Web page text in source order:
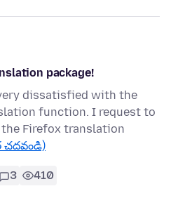
package!
dissatisfied with the
function. I request to
Firefox translation
చదవండి)
3 410